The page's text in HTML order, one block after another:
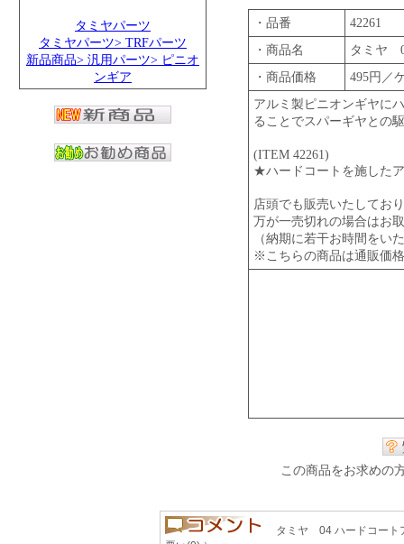
タミヤパーツ
タミヤパーツ> TRFパーツ
新品商品> 汎用パーツ> ピニオ
ンギア
・品番
42261
・商品名
タミヤ
・商品価格
495円／
アルミ製ピニオンギヤに
ることでスパーギヤとの
(ITEM 42261)
★ハードコートを施した
店頭でも販売いたしてお
万が一売切れの場合はお
（納期に若干お時間をい
※こちらの商品は通販価
この商品をお求めの